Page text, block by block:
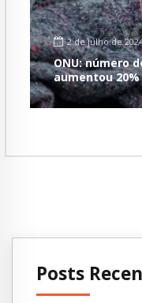
2 de julho de
ONU: número
aumentou
Posts